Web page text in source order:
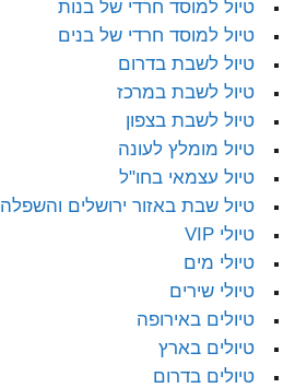
טיול למוסד חרדי של בנות
טיול למוסד חרדי של בנים
טיול לשבת בדרום
טיול לשבת במרכז
טיול לשבת בצפון
טיול מומלץ לעונה
טיול עצמאי בחו"ל
טיול שבת באזור ירושלים והשפלה
טיולי VIP
טיולי מים
טיולי שירים
טיולים באירופה
טיולים בארץ
טיולים בדרום